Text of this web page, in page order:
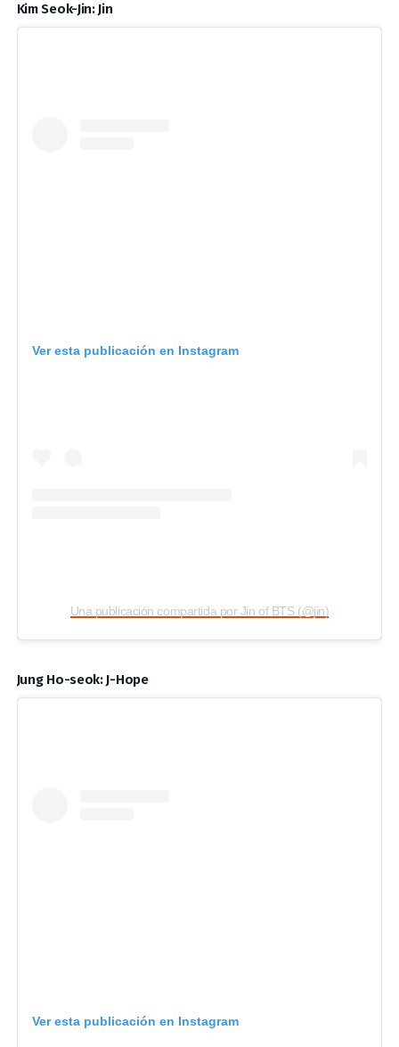
Kim Seok-Jin: Jin
Ver esta publicación en Instagram
Una publicación compartida por Jin of BTS (@jin)
Jung Ho-seok: J-Hope
Ver esta publicación en Instagram